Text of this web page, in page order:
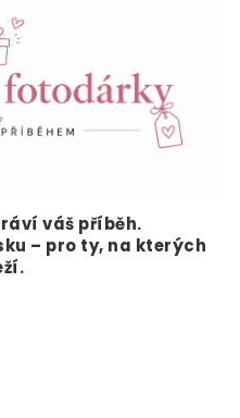
váš příběh.
– pro ty, na kterých